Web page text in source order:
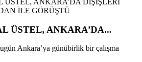
ÜSTEL, ANKARA’DA...
Ankara’ya günübirlik bir çalışma